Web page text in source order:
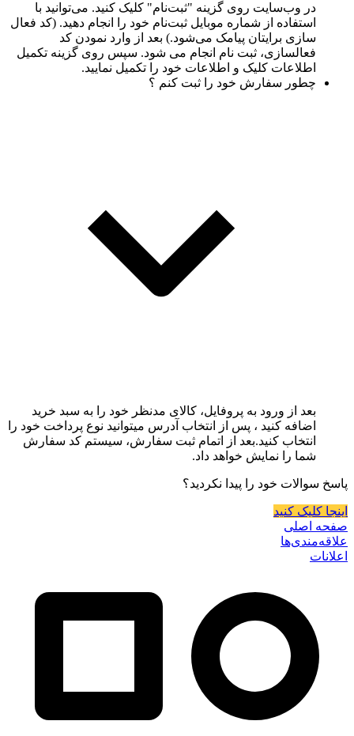
در وب‌سایت روی گزینه "ثبت‌نام" کلیک کنید. می‌توانید با
استفاده از شماره موبایل ثبت‌نام خود را انجام دهید. (کد فعال
سازی برایتان پیامک می‌شود.) بعد از وارد نمودن کد
فعالسازی، ثبت نام انجام می شود. سپس روی گزینه تکمیل
اطلاعات کلیک و اطلاعات خود را تکمیل نمایید.
چطور سفارش خود را ثبت کنم ؟
بعد از ورود به پروفایل، کالای مدنظر خود را به سبد خرید
اضافه کنید ، پس از انتخاب آدرس میتوانید نوع پرداخت خود را
انتخاب کنید.بعد از اتمام ثبت سفارش، سیستم کد سفارش
شما را نمایش خواهد داد.
پاسخ سوالات خود را پیدا نکردید؟
اینجا کلیک کنید
صفحه اصلی
علاقه‌مندی‌ها
اعلانات